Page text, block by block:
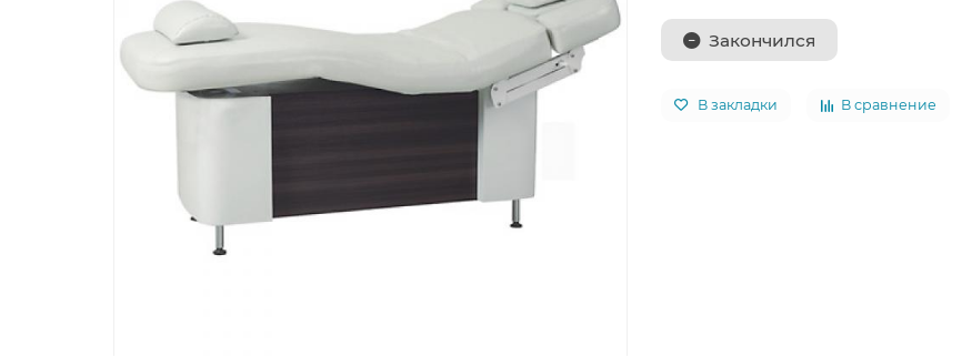
Закончился
В закладки В сравнение